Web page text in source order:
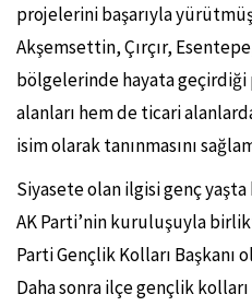
projelerini başarıyla
Akşemsettin, Çırçır,
bölgelerinde hayata geçirdiği
alanları hem de ticari
isim olarak tanınmasını
Siyasete olan ilgisi genç yaşta
AK Parti’nin kuruluşuyla
Parti Gençlik Kolları Başkanı
Daha sonra ilçe gençlik